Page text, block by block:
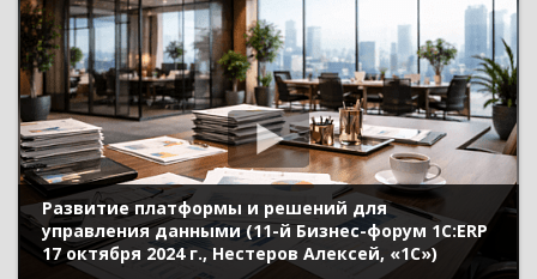
Развитие платформы и решений для
управления данными (11-й Бизнес-форум 1С:ERP
17 октября 2024 г., Нестеров Алексей, «1С»)